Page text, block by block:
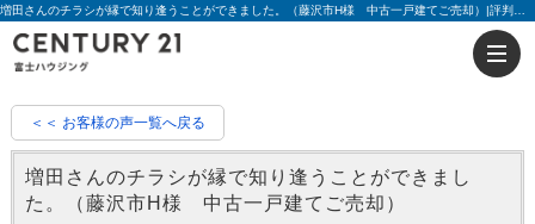
＜＜ お客様の声一覧へ戻る
増田さんのチラシが縁で知り逢うことができまし
た。（藤沢市H様 中古一戸建てご売却）